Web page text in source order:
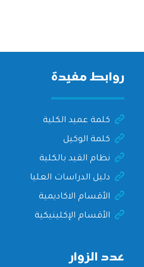
روابط مفيدة
كلمة عميد الكلية
كلمة الوكيل
نظام القيد بالكلية
دليل الدراسات العليا
الأقسام الاكاديمية
الأقسام الإكلينيكية
عدد الزوار